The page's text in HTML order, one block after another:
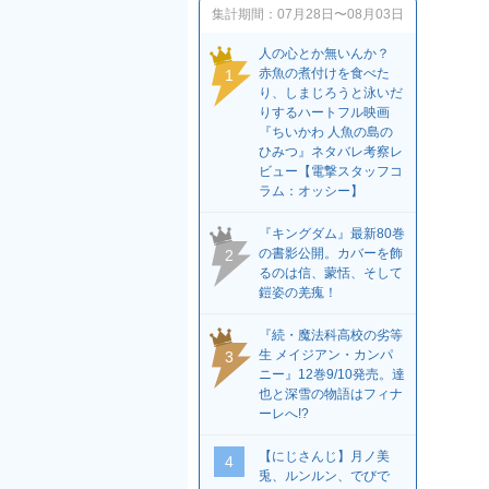
集計期間： 07月28日〜08月03日
1
人の心とか無いんか？
赤魚の煮付けを食べた
り、しまじろうと泳いだ
りするハートフル映画
『ちいかわ 人魚の島の
ひみつ』ネタバレ考察レ
ビュー【電撃スタッフコ
ラム：オッシー】
2
『キングダム』最新80巻
の書影公開。カバーを飾
るのは信、蒙恬、そして
鎧姿の羌瘣！
3
『続・魔法科高校の劣等
生 メイジアン・カンパ
ニー』12巻9/10発売。達
也と深雪の物語はフィナ
ーレへ!?
4
【にじさんじ】月ノ美
兎、ルンルン、でびで